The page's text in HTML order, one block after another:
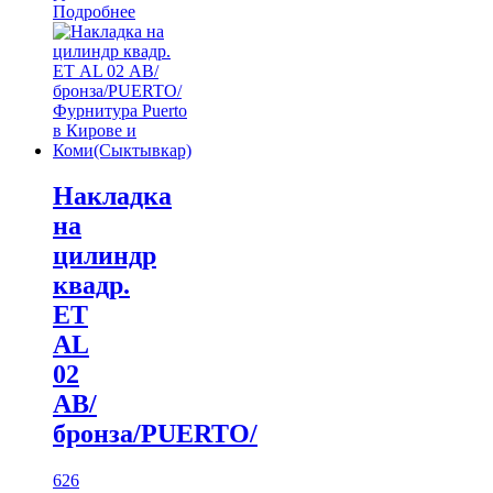
Подробнее
Накладка
на
цилиндр
квадр.
ЕТ
AL
02
АВ/
бронза/PUERTO/
626